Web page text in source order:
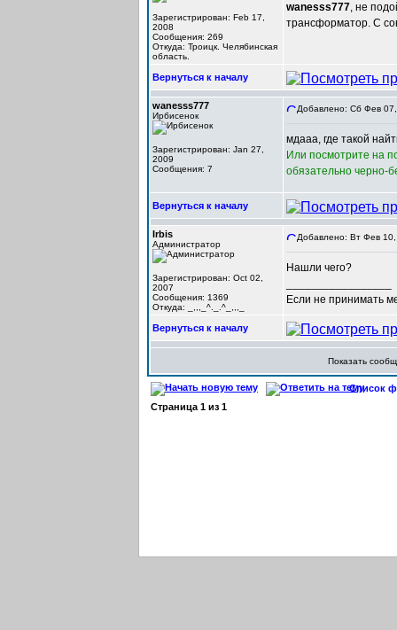
Зарегистрирован: Feb 17,
2008
Сообщения: 269
Откуда: Троицк. Челябинская
область.
wanesss777, не
трансформатор. С
Вернуться к началу
wanesss777
Ирбисенок
Зарегистрирован: Jan 27,
2009
Сообщения: 7
Добавлено: Сб Фев
мдааа, где такой
Или посмотрите на
обязательно черно-
Вернуться к началу
Irbis
Администратор
Зарегистрирован: Oct 02,
2007
Сообщения: 1369
Откуда: _,,,_^._.^_,,,_
Добавлено: Вт Фев
Нашли чего?
Если не принимать
Вернуться к началу
Показать
Список
Страница 1 из 1